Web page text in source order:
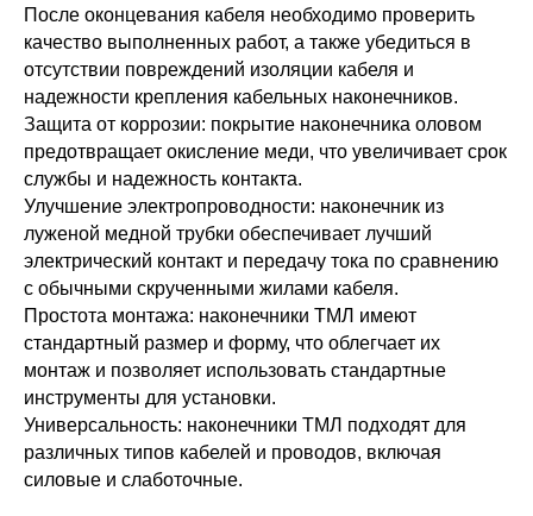
После оконцевания кабеля необходимо проверить
качество выполненных работ, а также убедиться в
отсутствии повреждений изоляции кабеля и
надежности крепления кабельных наконечников.
Защита от коррозии: покрытие наконечника оловом
предотвращает окисление меди, что увеличивает срок
службы и надежность контакта.
Улучшение электропроводности: наконечник из
луженой медной трубки обеспечивает лучший
электрический контакт и передачу тока по сравнению
с обычными скрученными жилами кабеля.
Простота монтажа: наконечники ТМЛ имеют
стандартный размер и форму, что облегчает их
монтаж и позволяет использовать стандартные
инструменты для установки.
Универсальность: наконечники ТМЛ подходят для
различных типов кабелей и проводов, включая
силовые и слаботочные.